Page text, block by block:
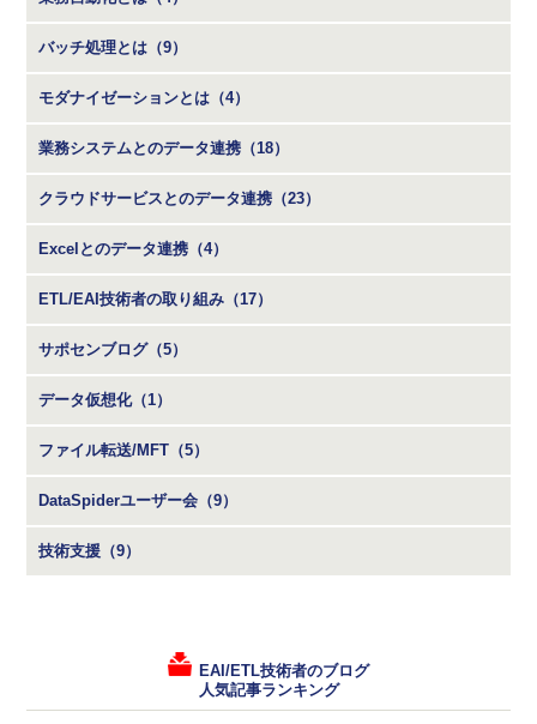
バッチ処理とは（9）
モダナイゼーションとは（4）
業務システムとのデータ連携（18）
クラウドサービスとのデータ連携（23）
Excelとのデータ連携（4）
ETL/EAI技術者の取り組み（17）
サポセンブログ（5）
データ仮想化（1）
ファイル転送/MFT（5）
DataSpiderユーザー会（9）
技術支援（9）
EAI/ETL技術者のブログ
人気記事ランキング